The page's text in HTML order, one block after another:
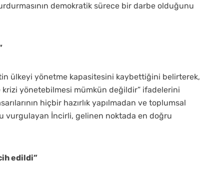
demokratik sürece bir darbe olduğunu
ülkeyi yönetme kapasitesini kaybettiğini belirterek,
yönetebilmesi mümkün değildir” ifadelerini
hiçbir hazırlık yapılmadan ve toplumsal
vurgulayan İncirli, gelinen noktada en doğru
edildi”